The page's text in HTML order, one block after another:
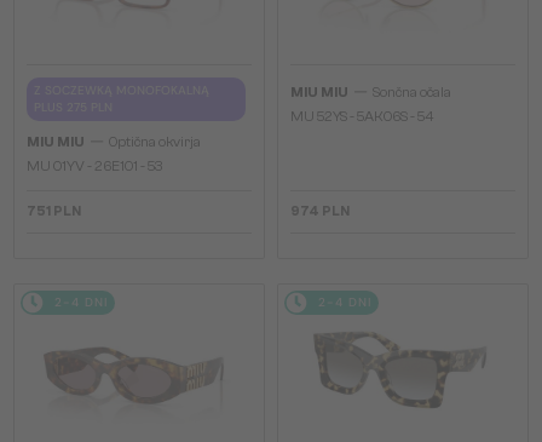
MIU MIU
Optična okvirja
MU 01YV - 26E1O1 - 53
751 PLN
MIU MIU
Sončna očala
MU 52YS - ​5AK06S - ​54
974 PLN
2-4 DNI 2-4 DNI